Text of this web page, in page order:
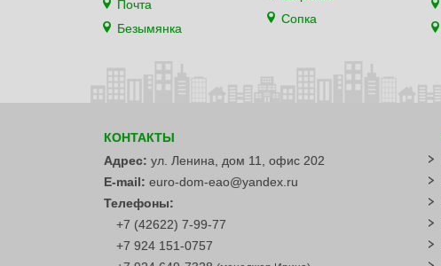
Почта
Безымянка
Сопка
КОНТАКТЫ
Адрес: ул. Ленина, дом 11, офис 202
E-mail: euro-dom-eao@yandex.ru
Телефоны:
+7 (42622) 7-99-77
+7 924 151-0757